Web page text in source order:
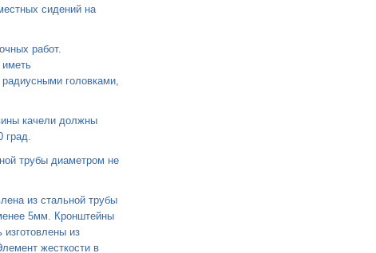
сидений на
работ.
головками,
качели должны
град.
трубы диаметром не
из стальной трубы
5мм. Кронштейны
из
жесткости в